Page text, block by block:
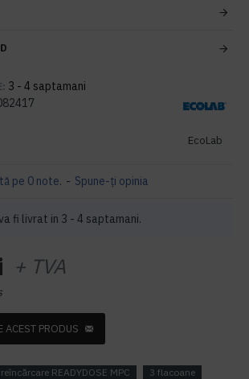
3 - 4 saptamani
EcoLab
fi livrat in 3 - 4 saptamani.
pe 0 note. - Spune-ţi opinia
+ TVA
ACEST PRODUS
READYDOSE MPC
3 flacoane